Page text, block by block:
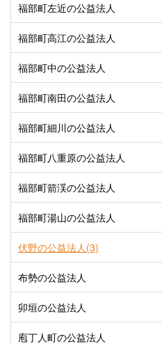
福部町左近の公益法人
福部町高江の公益法人
福部町中の公益法人
福部町南田の公益法人
福部町細川の公益法人
福部町八重原の公益法人
福部町箭渓の公益法人
福部町湯山の公益法人
伏野の公益法人(3)
布勢の公益法人
卯垣の公益法人
庖丁人町の公益法人